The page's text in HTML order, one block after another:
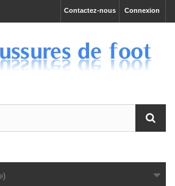
Connexion
Contactez-nous